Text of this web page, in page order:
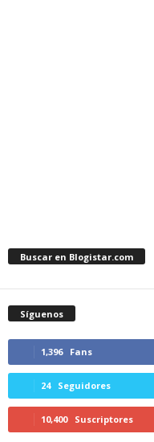
Buscar en Blogistar.com
Síguenos
1,396 Fans
24 Seguidores
10,400 Suscriptores